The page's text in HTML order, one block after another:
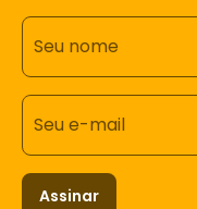
Seu nome
Seu e-mail
Assinar